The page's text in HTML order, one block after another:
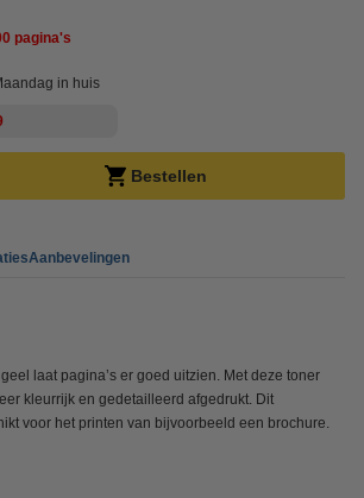
pagina's
in huis
Bestellen
Aanbevelingen
laat pagina’s er goed uitzien. Met deze toner
kleurrijk en gedetailleerd afgedrukt. Dit
voor het printen van bijvoorbeeld een brochure.